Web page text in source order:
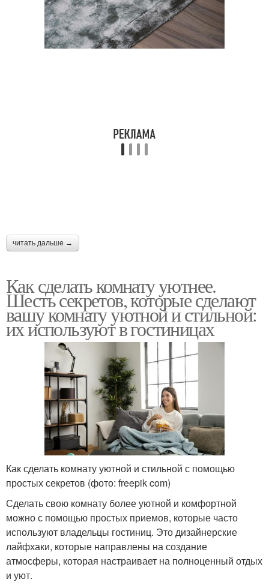
читать дальше →
Как сделать комнату уютнее.
Шесть секретов, которые сделают
вашу комнату уютной и стильной:
их используют в гостиницах
Как сделать комнату уютной и стильной с помощью
простых секретов (фото: freepik com)
Сделать свою комнату более уютной и комфортной
можно с помощью простых приемов, которые часто
используют владельцы гостиниц. Это дизайнерские
лайфхаки, которые направлены на создание
атмосферы, которая настраивает на полноценный отдых
и уют.